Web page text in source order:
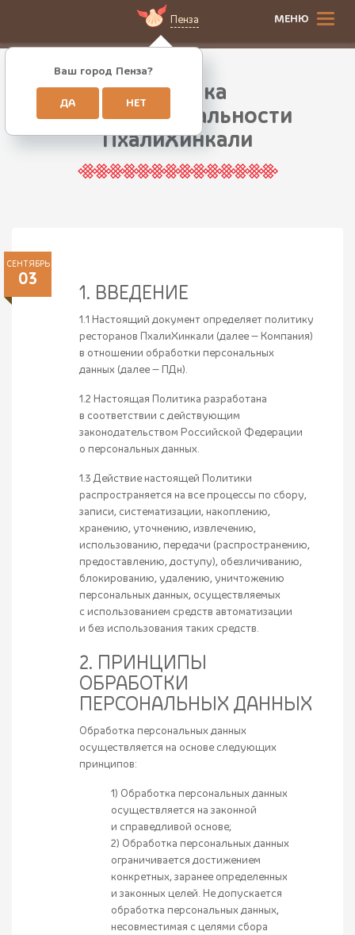
Пенза
Ваш город Пенза?
ДА НЕТ
МЕНЮ
Политика
конфиденциальности
ПхалиХинкали
1. ВВЕДЕНИЕ
1.1 Настоящий документ определяет политику
ресторанов ПхалиХинкали (далее — Компания)
в отношении обработки персональных
данных (далее — ПДн).
1.2 Настоящая Политика разработана
в соответствии с действующим
законодательством Российской Федерации
о персональных данных.
1.3 Действие настоящей Политики
распространяется на все процессы по сбору,
записи, систематизации, накоплению,
хранению, уточнению, извлечению,
использованию, передачи (распространению,
предоставлению, доступу), обезличиванию,
блокированию, удалению, уничтожению
персональных данных, осуществляемых
с использованием средств автоматизации
и без использования таких средств.
2. ПРИНЦИПЫ
ОБРАБОТКИ
ПЕРСОНАЛЬНЫХ ДАННЫХ
Обработка персональных данных
осуществляется на основе следующих
принципов:
1) Обработка персональных данных
осуществляется на законной
и справедливой основе;
2) Обработка персональных данных
ограничивается достижением
конкретных, заранее определенных
и законных целей. Не допускается
обработка персональных данных,
несовместимая с целями сбора
СЕНТЯБРЬ
03